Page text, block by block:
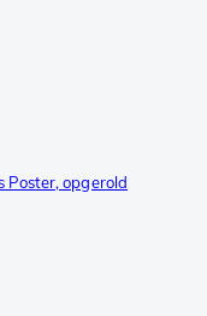
Poster, opgerold